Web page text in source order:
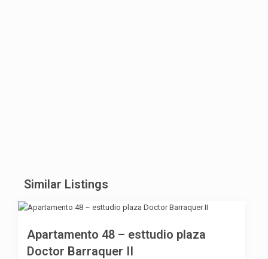
Similar Listings
785 €
Apartamento 48 – esttudio plaza
Doctor Barraquer II